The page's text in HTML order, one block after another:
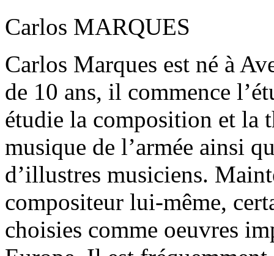
Carlos MARQUES
Carlos Marques est né à
de 10 ans, il commence
étudie la composition et la
musique de l’armée ainsi
d’illustres musiciens.
compositeur lui-même,
choisies comme oeuvres